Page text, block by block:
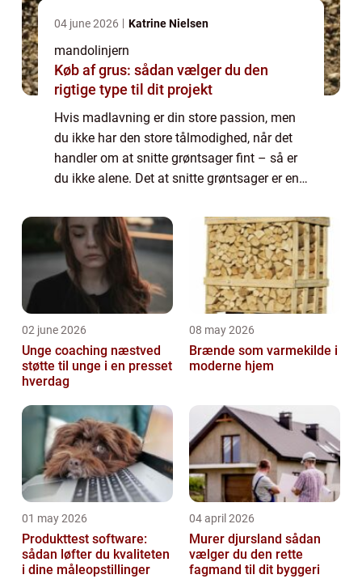
04 june 2026 Katrine Nielsen
mandolinjern
Køb af grus: sådan vælger du den
rigtige type til dit projekt
Hvis madlavning er din store passion, men
du ikke har den store tålmodighed, når det
handler om at snitte grøntsager fint – så er
du ikke alene. Det at snitte grøntsager er en
02 june 2026
Unge coaching næstved
støtte til unge i en presset
hverdag
08 may 2026
Brænde som varmekilde i
moderne hjem
01 may 2026
Produkttest software:
sådan løfter du kvaliteten
i dine måleopstillinger
04 april 2026
Murer djursland sådan
vælger du den rette
fagmand til dit byggeri